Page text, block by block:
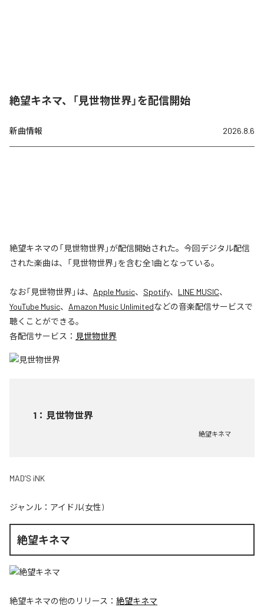
絶望キネマ、「見世物世界」を配信開始
新曲情報 2026.8.6
絶望キネマの「見世物世界」が配信開始された。今回デジタル配信
された楽曲は、「見世物世界」を含む全1曲となっている。
なお「見世物世界」は、 Apple Music、 Spotify、 LINE MUSIC、
YouTube Music、 Amazon Music Unlimitedなどの音楽配信サービスで
聴くことができる。
各配信サービス： 見世物世界
1 ： 見世物世界
絶望キネマ
MAD’S iNK
ジャンル： アイドル(女性)
絶望キネマ
絶望キネマの他のリリース： 絶望キネマ